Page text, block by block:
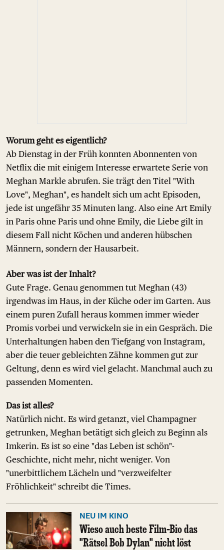
Worum geht es eigentlich?
Ab Dienstag in der Früh konnten Abonnenten von
Netflix die mit einigem Interesse erwartete Serie von
Meghan Markle abrufen. Sie trägt den Titel "With
Love", Meghan", es handelt sich um acht Episoden,
jede ist ungefähr 35 Minuten lang. Also eine Art Emily
in Paris ohne Paris und ohne Emily, die Liebe gilt in
diesem Fall nicht Köchen und anderen hübschen
Männern, sondern der Hausarbeit.
Aber was ist der Inhalt?
Gute Frage. Genau genommen tut Meghan (43)
irgendwas im Haus, in der Küche oder im Garten. Aus
einem puren Zufall heraus kommen immer wieder
Promis vorbei und verwickeln sie in ein Gespräch. Die
Unterhaltungen haben den Tiefgang von Instagram,
aber die teuer gebleichten Zähne kommen gut zur
Geltung, denn es wird viel gelacht. Manchmal auch zu
passenden Momenten.
Das ist alles?
Natürlich nicht. Es wird getanzt, viel Champagner
getrunken, Meghan betätigt sich gleich zu Beginn als
Imkerin. Es ist so eine "das Leben ist schön"-
Geschichte, nicht mehr, nicht weniger. Von
"unerbittlichem Lächeln und "verzweifelter
Fröhlichkeit" schreibt die Times.
NEU IM KINO
Wieso auch beste Film-Bio das
"Rätsel Bob Dylan" nicht löst